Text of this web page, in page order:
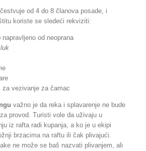
od 4 do 8 članova posade, i
koriste se sledeći rekviziti:
napravljeno od neoprana
za vezivanje za čamac
važno je da reka i splavarenje ne bude
provod. Turisti vole da uživaju u
iz rafta radi kupanja, a ko je u ekipi
brzacima na raftu ili čak plivajući.
ne može se baš nazvati plivanjem, ali